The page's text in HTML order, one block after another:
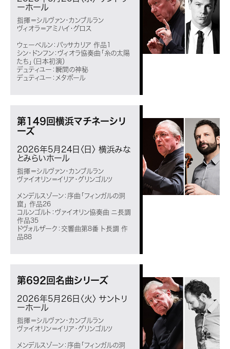
ーホール
指揮＝シルヴァン・カンブルラン
ヴィオラ＝アミハイ・グロス
ウェーベルン：パッサカリア 作品1
シン・ドンフン：ヴィオラ協奏曲「糸の太陽
たち」（日本初演）
デュティユー：瞬間の神秘
デュティユー：メタボール
第149回横浜マチネーシリ
ーズ
2026年5月24日〈日〉 横浜みな
とみらいホール
指揮＝シルヴァン・カンブルラン
ヴァイオリン＝イリア・グリンゴルツ
メンデルスゾーン：序曲「フィンガルの洞
窟」 作品26
コルンゴルト：ヴァイオリン協奏曲 ニ長調
作品35
ドヴォルザーク：交響曲第8番 ト長調 作
品88
第692回名曲シリーズ
2026年5月26日〈火〉 サントリ
ーホール
指揮＝シルヴァン・カンブルラン
ヴァイオリン＝イリア・グリンゴルツ
メンデルスゾーン：序曲「フィンガルの洞